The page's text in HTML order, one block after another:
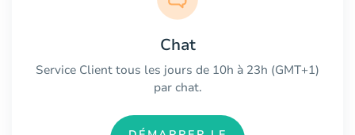
Chat
Service Client tous les jours de 10h à 23h (GMT+1)
par chat.